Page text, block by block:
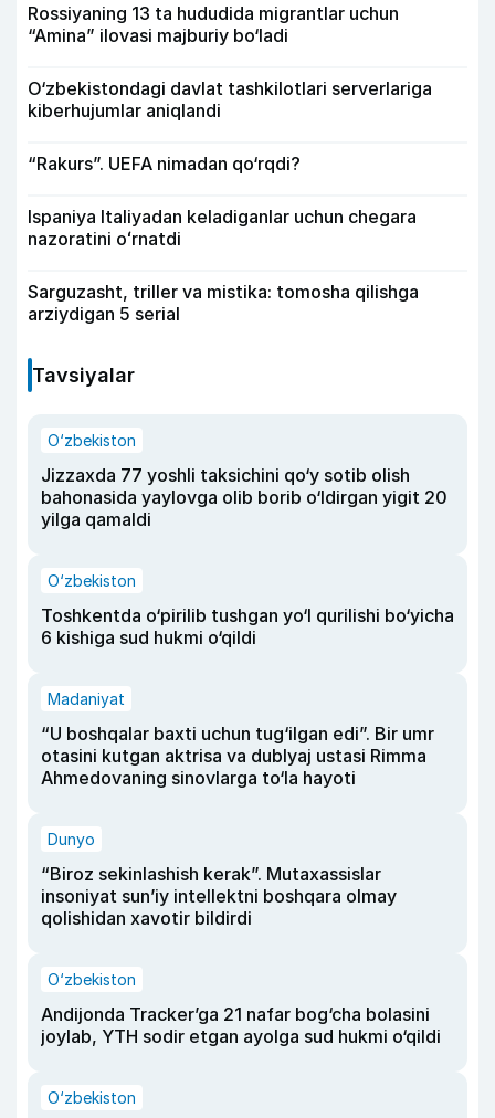
Rossiyaning 13 ta hududida migrantlar uchun
“Amina” ilovasi majburiy bo‘ladi
O‘zbekistondagi davlat tashkilotlari serverlariga
kiberhujumlar aniqlandi
“Rakurs”. UEFA nimadan qo‘rqdi?
Ispaniya Italiyadan keladiganlar uchun chegara
nazoratini oʻrnatdi
Sarguzasht, triller va mistika: tomosha qilishga
arziydigan 5 serial
Tavsiyalar
O‘zbekiston
Jizzaxda 77 yoshli taksichini qo‘y sotib olish
bahonasida yaylovga olib borib o‘ldirgan yigit 20
yilga qamaldi
O‘zbekiston
Toshkentda o‘pirilib tushgan yo‘l qurilishi bo‘yicha
6 kishiga sud hukmi o‘qildi
Madaniyat
“U boshqalar baxti uchun tug‘ilgan edi”. Bir umr
otasini kutgan aktrisa va dublyaj ustasi Rimma
Ahmedovaning sinovlarga to‘la hayoti
Dunyo
“Biroz sekinlashish kerak”. Mutaxassislar
insoniyat sun’iy intellektni boshqara olmay
qolishidan xavotir bildirdi
O‘zbekiston
Andijonda Tracker’ga 21 nafar bog‘cha bolasini
joylab, YTH sodir etgan ayolga sud hukmi o‘qildi
O‘zbekiston